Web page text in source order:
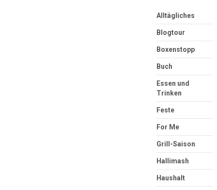
Alltägliches
Blogtour
Boxenstopp
Buch
Essen und
Trinken
Feste
For Me
Grill-Saison
Hallimash
Haushalt